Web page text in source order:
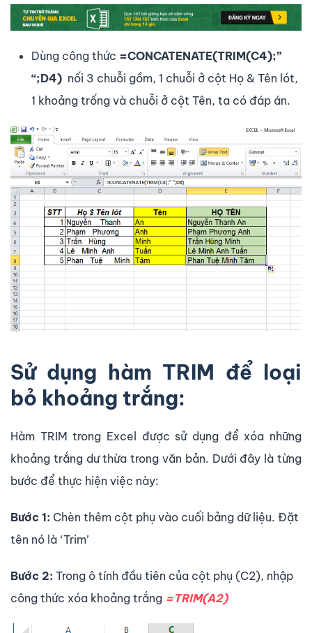
Dùng công thức =CONCATENATE(TRIM(C4);”
“;D4) nối 3 chuỗi gồm, 1 chuỗi ở cột Họ & Tên lót,
1 khoảng trống và chuỗi ở cột Tên, ta có đáp án.
Sử dụng hàm TRIM để loại
bỏ khoảng trắng:
Hàm TRIM trong Excel được sử dụng để xóa những
khoảng trắng dư thừa trong văn bản. Dưới đây là từng
bước để thực hiện việc này:
Bước 1: Chèn thêm cột phụ vào cuối bảng dữ liệu. Đặt
tên nó là ‘Trim’
Bước 2: Trong ô tính đầu tiên của cột phụ (C2), nhập
công thức xóa khoảng trắng =TRIM(A2)